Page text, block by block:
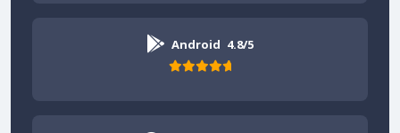
Android 4.8/5